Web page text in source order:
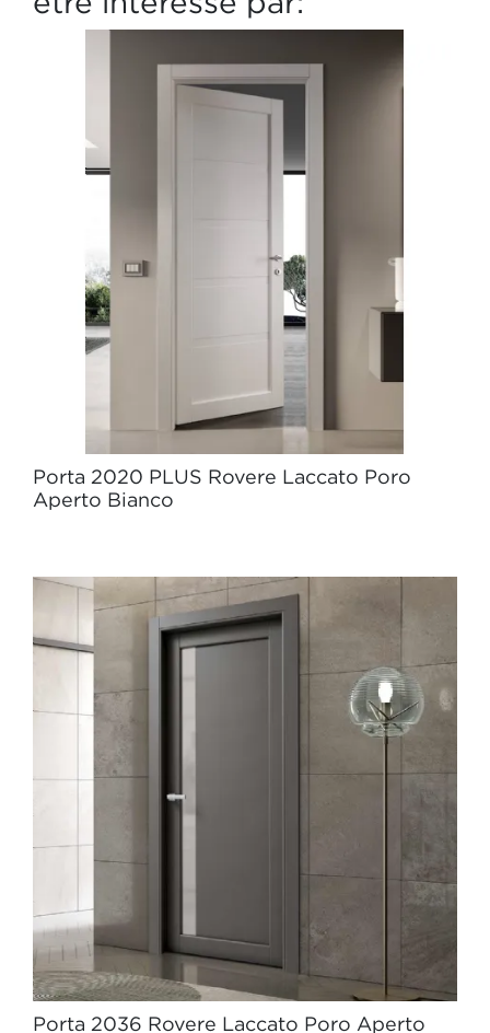
Porta 2020 PLUS Rovere Laccato Poro
Aperto Bianco
Porta 2036 Rovere Laccato Poro Aperto